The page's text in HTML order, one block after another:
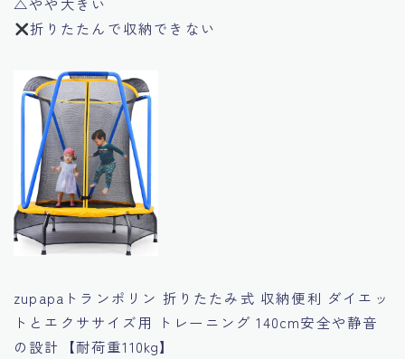
折りたたんで収納できない
zupapaトランポリン 折りたたみ式 収納便利 ダイエッ
トとエクササイズ用 トレーニング 140cm安全や静音
の設計【耐荷重110kg】